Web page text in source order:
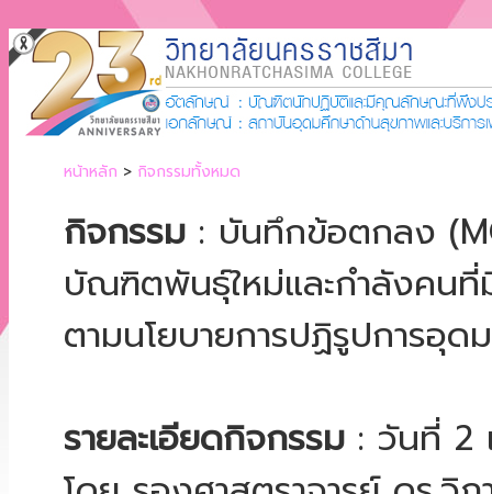
หน้าหลัก > กิจกรรมทั้งหมด
กิจกรรม : บันทึกข้อตกลง
บัณฑิตพันธุ์ใหม่และกำลังคนที่
ตามนโยบายการปฏิรูปการอุ
รายละเอียดกิจกรรม : วันที่ 2